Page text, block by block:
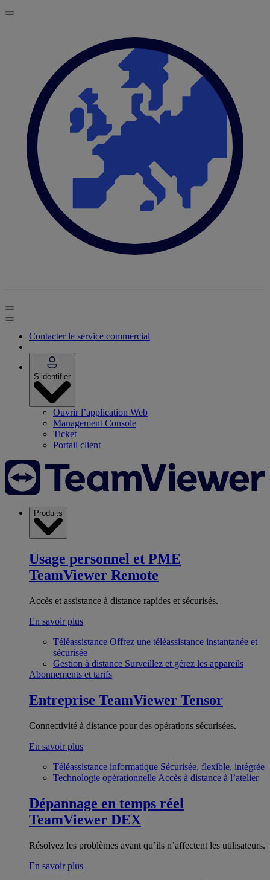
Contacter le service commercial
S’identifier
Ouvrir l’application Web
Management Console
Ticket
Portail client
Produits
Usage personnel et PME
TeamViewer Remote
Accès et assistance à distance rapides et sécurisés.
En savoir plus
Téléassistance Offrez une téléassistance instantanée et
sécurisée
Gestion à distance Surveillez et gérez les appareils
Abonnements et tarifs
Entreprise TeamViewer Tensor
Connectivité à distance pour des opérations sécurisées.
En savoir plus
Téléassistance informatique Sécurisée, flexible, intégrée
Technologie opérationnelle Accès à distance à l’atelier
Dépannage en temps réel
TeamViewer DEX
Résolvez les problèmes avant qu’ils n’affectent les utilisateurs.
En savoir plus